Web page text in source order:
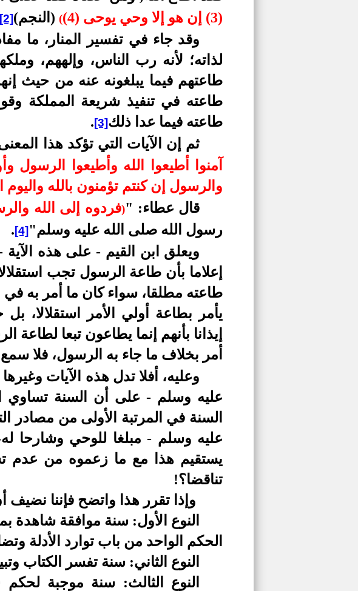
(3) إن هو إلا وحي يوحى (4)
( (النجم)[2]
وقد جاء في تفسير المنار، ما
لذاته؛ لأنه رب الناس، وإلههم،
طاعتهم فيما يبلغونه عنه من حيث
طاعته في تنفيذ شريعة المملكة
طاعته فيما عدا ذلك[3]
.
ثم إن الآيات التي تؤكد هذا
آمنوا أطيعوا الله وأطيعوا
والرسول إن كنتم تؤمنون بالله واليوم
قال عطاء: ")فردوه إلى الله
رسول الله صلى الله عليه وسلم"[4]
.
ويعلق ابن القيم - على هذه
إعلاما بأن طاعة الرسول تجب
طاعته مطلقا، سواء كان ما أمر به في
يأمر بطاعة أولي الأمر
إيذانا بأنهم إنما يطاعون تبعا
أمر بخلاف ما جاء به الرسول، فلا
وعليه، أفلا تدل هذه الآيات
عليه وسلم - على أن السنة تساوي
السنة في المرتبة الأولى من مصادر
عليه وسلم - مبلغا للوحي وشارحا
يستقيم هذا مع ما زعموه من عدم
تناقضا؟!
وإذا تقرر هذا واتضح فإننا نضيف
النوع الأول: سنة موافقة شاهدة
الحكم الواحد من باب توارد الأدلة
النوع الثاني: سنة تفسر الكتاب
النوع الثالث: سنة موجبة